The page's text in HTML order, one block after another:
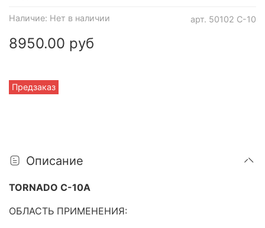
арт. 50102 C-10
Наличие: Нет в наличии
Предзаказ
8950.00 руб
Описание
TORNADO C-10A
ОБЛАСТЬ ПРИМЕНЕНИЯ: